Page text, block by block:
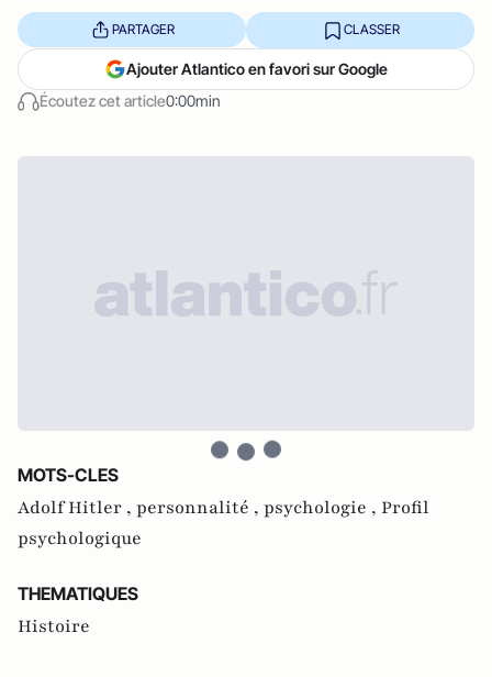
Écoutez cet article0:00min
PARTAGER CLASSER
Ajouter Atlantico en favori sur Google
MOTS-CLES
Adolf Hitler , personnalité , psychologie , Profil
psychologique
THEMATIQUES
Histoire